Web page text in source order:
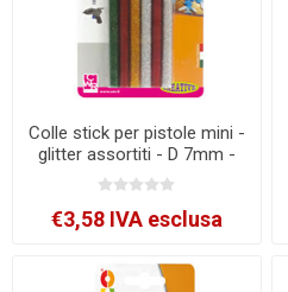
Colle stick per pistole mini -
glitter assortiti - D 7mm -
lunghezza 10 cm - Deco -
conf. 12 pezzi [12071]
€3,58 IVA esclusa